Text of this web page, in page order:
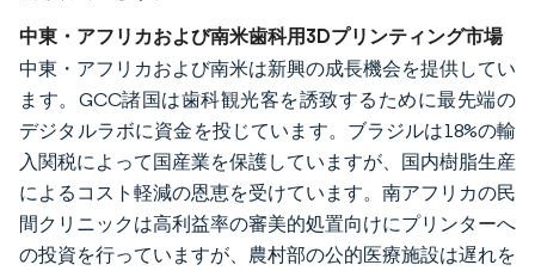
中東・アフリカおよび南米歯科用3Dプリンティング市場
中東・アフリカおよび南米は新興の成長機会を提供してい
ます。GCC諸国は歯科観光客を誘致するために最先端の
デジタルラボに資金を投じています。ブラジルは18%の輸
入関税によって国産業を保護していますが、国内樹脂生産
によるコスト軽減の恩恵を受けています。南アフリカの民
間クリニックは高利益率の審美的処置向けにプリンターへ
の投資を行っていますが、農村部の公的医療施設は遅れを